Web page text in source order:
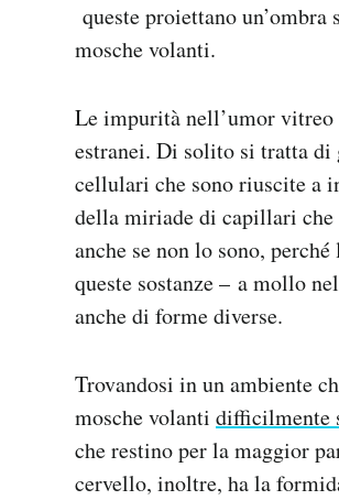
queste proiettano
mosche volanti.
Le impurità nell’umor vitreo
estranei. Di solito si tratta
cellulari che sono riuscite a
della miriade di capillari
anche se non lo sono,
queste sostanze – a mollo
anche di forme diverse.
Trovandosi in un ambiente
mosche volanti difficilmente
che restino per la maggior
cervello, inoltre, ha la